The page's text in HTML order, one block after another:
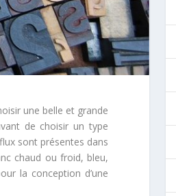
une belle et grande
de choisir un type
sont présentes dans
chaud ou froid, bleu,
la conception d’une